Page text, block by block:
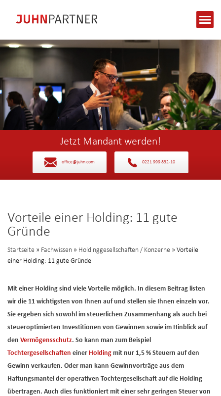
Jetzt Mandant werden!
office@juhn.com 0221 999 832-10
Vorteile einer Holding: 11 gute
Gründe
Startseite » Fachwissen » Holdinggesellschaften / Konzerne » Vorteile
einer Holding: 11 gute Gründe
Mit einer Holding sind viele Vorteile möglich. In diesem Beitrag listen
wir die 11 wichtigsten von Ihnen auf und stellen sie Ihnen einzeln vor.
Sie ergeben sich sowohl im steuerlichen Zusammenhang als auch bei
steueroptimierten Investitionen von Gewinnen sowie im Hinblick auf
den Vermögensschutz. So kann man zum Beispiel
Tochtergesellschaften einer Holding mit nur 1,5 % Steuern auf den
Gewinn verkaufen. Oder man kann Gewinnvorträge aus dem
Haftungsmantel der operativen Tochtergesellschaft auf die Holding
übertragen. Auch dies funktioniert mit einer sehr geringen Steuer von